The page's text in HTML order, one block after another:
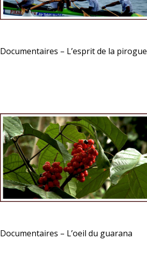
Documentaires – L’esprit de la pirogue
Documentaires – L’oeil du guarana